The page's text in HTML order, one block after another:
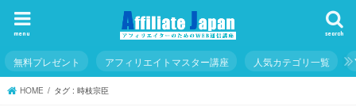
search
menu
無料プレゼント アフィリエイトマスター講座 人気カテゴリ一覧
HOME タグ : 時枝宗臣